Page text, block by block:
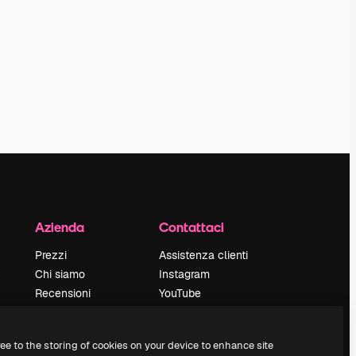
Azienda
Prezzi
Chi siamo
Recensioni
Blog
Contattaci
Assistenza clienti
Instagram
YouTube
Discord
to the storing of cookies on your device to enhance site